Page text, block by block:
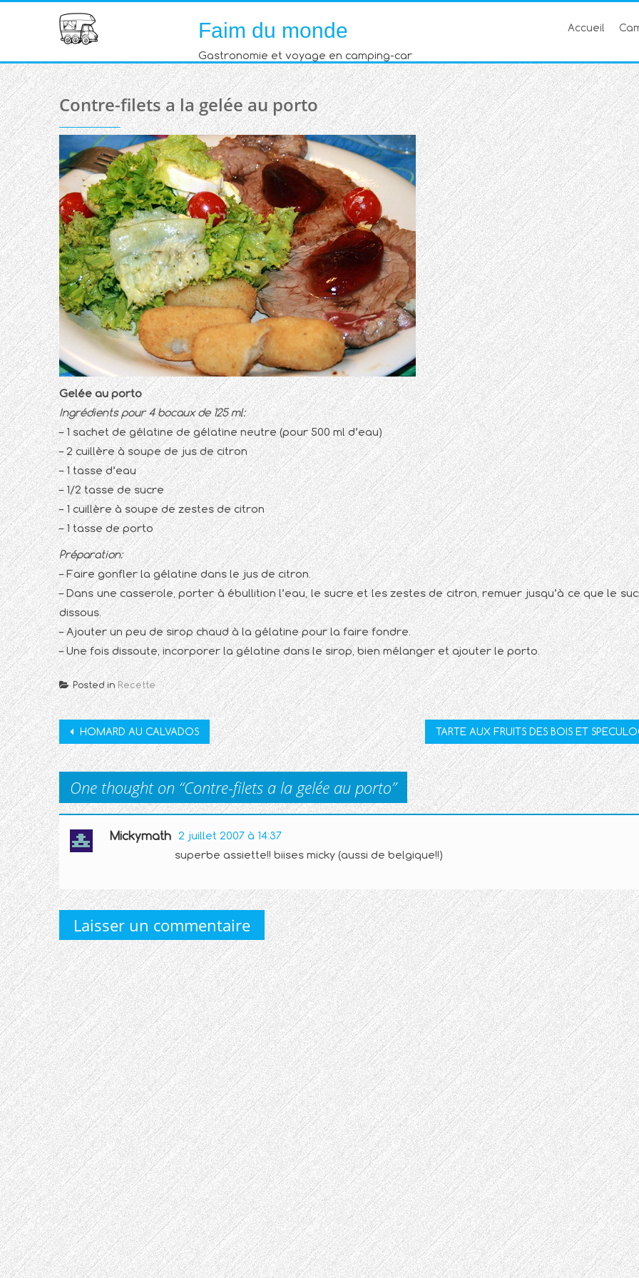
Faim du monde
Gastronomie et voyage en camping-car
Accueil
Contre-filets a la gelée au porto
Gelée au porto
Ingrédients pour 4 bocaux de 125 ml:
– 1 sachet de gélatine de gélatine neutre (pour 500 ml d’eau)
– 2 cuillère à soupe de jus de citron
– 1 tasse d’eau
– 1/2 tasse de sucre
– 1 cuillère à soupe de zestes de citron
– 1 tasse de porto
Préparation:
– Faire gonfler la gélatine dans le jus de citron.
– Dans une casserole, porter à ébullition l’eau, le sucre et les zestes de citron, remuer jusqu’à ce que le
dissous.
– Ajouter un peu de sirop chaud à la gélatine pour la faire fondre.
– Une fois dissoute, incorporer la gélatine dans le sirop, bien mélanger et ajouter le porto.
Posted in Recette
Post
navigation
HOMARD AU CALVADOS TARTE AUX FRUITS DES BOIS ET
One thought on “Contre-filets a la gelée au porto”
Mickymath 2 juillet 2007 à 14:37
superbe assiette!! biises micky (aussi de belgique!!)
Laisser un commentaire